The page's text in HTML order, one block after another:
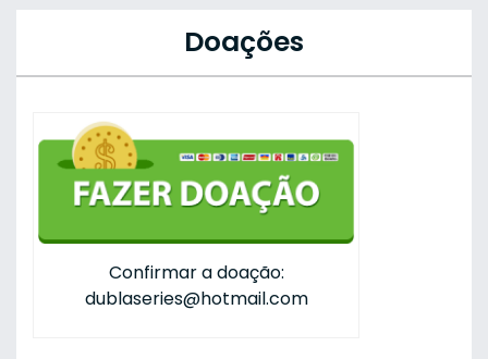
Doações
Confirmar a doação:
dublaseries@hotmail.com